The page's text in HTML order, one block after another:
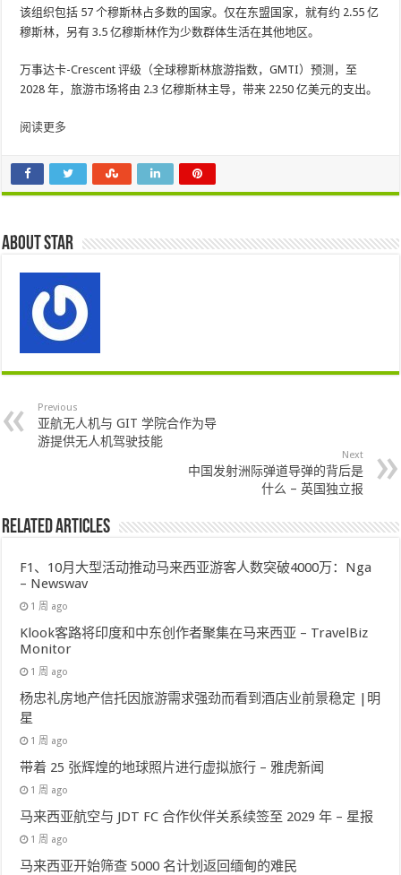
该组织包括 57 个穆斯林占多数的国家。仅在东盟国家，就有约 2.55 亿
穆斯林，另有 3.5 亿穆斯林作为少数群体生活在其他地区。
万事达卡-Crescent 评级（全球穆斯林旅游指数，GMTI）预测，至
2028 年，旅游市场将由 2.3 亿穆斯林主导，带来 2250 亿美元的支出。
阅读更多
About star
Previous
亚航无人机与 GIT 学院合作为导
游提供无人机驾驶技能
Next
中国发射洲际弹道导弹的背后是
什么 – 英国独立报
Related Articles
F1、10月大型活动推动马来西亚游客人数突破4000万：Nga
– Newswav
1 周 ago
Klook客路将印度和中东创作者聚集在马来西亚 – TravelBiz
Monitor
1 周 ago
杨忠礼房地产信托因旅游需求强劲而看到酒店业前景稳定 |明
星
1 周 ago
带着 25 张辉煌的地球照片进行虚拟旅行 – 雅虎新闻
1 周 ago
马来西亚航空与 JDT FC 合作伙伴关系续签至 2029 年 – 星报
1 周 ago
马来西亚开始筛查 5000 名计划返回缅甸的难民